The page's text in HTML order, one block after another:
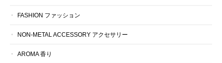
FASHION ファッション
NON-METAL ACCESSORY アクセサリー
AROMA 香り